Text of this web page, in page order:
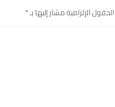
الحقول الإلزامية مشار إليها بـ*